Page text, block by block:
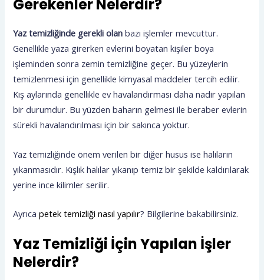
Gerekenler Nelerdir?
Yaz temizliğinde gerekli olan bazı işlemler mevcuttur.
Genellikle yaza girerken evlerini boyatan kişiler boya
işleminden sonra zemin temizliğine geçer. Bu yüzeylerin
temizlenmesi için genellikle kimyasal maddeler tercih edilir.
Kış aylarında genellikle ev havalandırması daha nadir yapılan
bir durumdur. Bu yüzden baharın gelmesi ile beraber evlerin
sürekli havalandırılması için bir sakınca yoktur.
Yaz temizliğinde önem verilen bir diğer husus ise halıların
yıkanmasıdır. Kışlık halılar yıkanıp temiz bir şekilde kaldırılarak
yerine ince kilimler serilir.
Ayrıcapetek temizliği nasıl yapılır? Bilgilerine bakabilirsiniz.
Yaz Temizliği İçin Yapılan İşler
Nelerdir?